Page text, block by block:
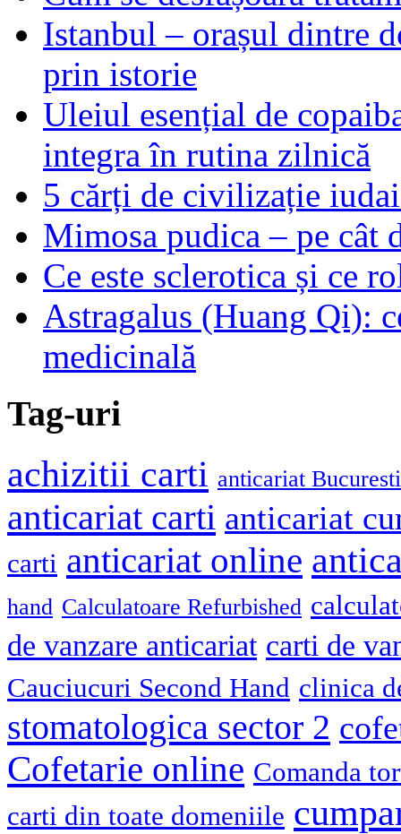
Istanbul – orașul dintre
prin istorie
Uleiul esențial de
integra în rutina zilnică
5 cărți de civilizație
Mimosa pudica – pe cât
Ce este sclerotica și ce
Astragalus (Huang Qi):
medicinală
Tag-uri
achizitii carti anticariat Bucuresti
anticariat carti anticariat
carti anticariat online
hand Calculatoare Refurbished
de vanzare anticariat carti de
Cauciucuri Second Hand clinica
stomatologica sector 2
Cofetarie online Comanda
carti din toate domeniile